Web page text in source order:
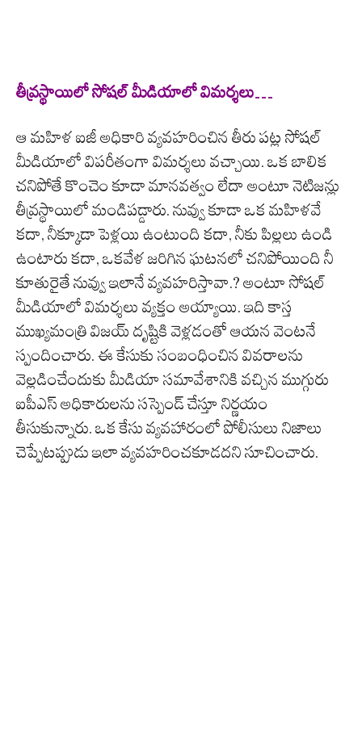
తీవ్రస్థాయిలో సోషల్ మీడియాలో విమర్శలు…
ఆ మహిళ ఐజీ అధికారి వ్యవహరించిన తీరు పట్ల సోషల్
మీడియాలో విపరీతంగా విమర్శలు వచ్చాయి. ఒక బాలిక
చనిపోతే కొంచెం కూడా మానవత్వం లేదా అంటూ నెటిజన్లు
తీవ్రస్థాయిలో మండిపడ్డారు. నువ్వు కూడా ఒక మహిళవే
కదా, నీక్కూడా పెళ్లయి ఉంటుంది కదా, నీకు పిల్లలు ఉండి
ఉంటారు కదా, ఒకవేళ జరిగిన ఘటనలో చనిపోయింది నీ
కూతురైతే నువ్వు ఇలానే వ్యవహరిస్తావా.? అంటూ సోషల్
మీడియాలో విమర్శలు వ్యక్తం అయ్యాయి. ఇది కాస్త
ముఖ్యమంత్రి విజయ్ దృష్టికి వెళ్లడంతో ఆయన వెంటనే
స్పందించారు. ఈ కేసుకు సంబంధించిన వివరాలను
వెల్లడించేందుకు మీడియా సమావేశానికి వచ్చిన ముగ్గురు
ఐపీఎస్ అధికారులను సస్పెండ్ చేస్తూ నిర్ణయం
తీసుకున్నారు. ఒక కేసు వ్యవహారంలో పోలీసులు నిజాలు
చెప్పేటప్పుడు ఇలా వ్యవహరించకూడదని సూచించారు.